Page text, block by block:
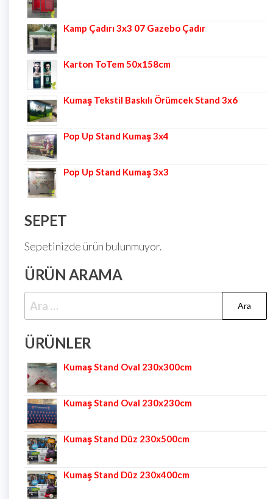
Kamp Çadırı 3x3 07 Gazebo Çadır
Karton ToTem 50x158cm
Kumaş Tekstil Baskılı Örümcek Stand 3x6
Pop Up Stand Kumaş 3x4
Pop Up Stand Kumaş 3x3
SEPET
Sepetinizde ürün bulunmuyor.
ÜRÜN ARAMA
ÜRÜNLER
Kumaş Stand Oval 230x300cm
Kumaş Stand Oval 230x230cm
Kumaş Stand Düz 230x500cm
Kumaş Stand Düz 230x400cm